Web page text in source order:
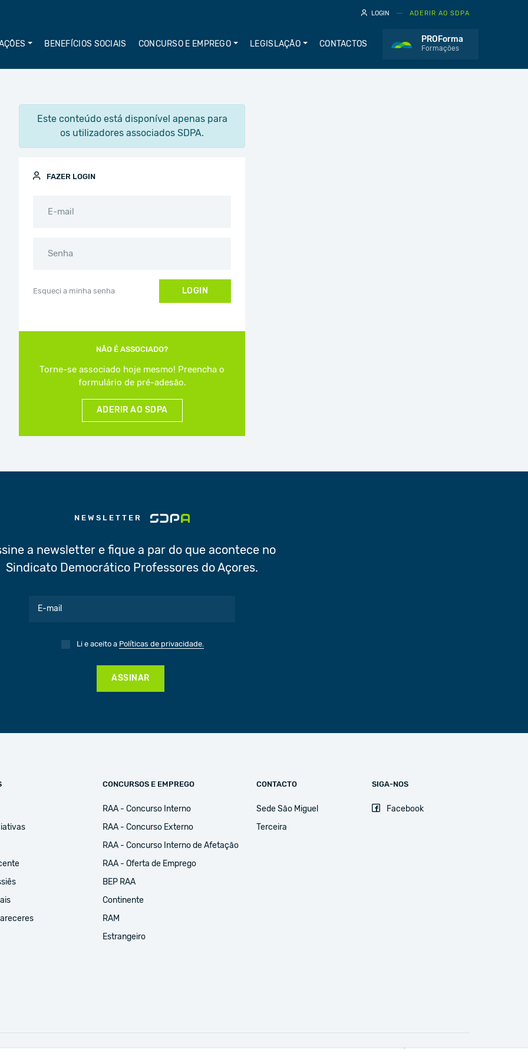
LOGIN ADERIR AO SDPA
BENEFÍCIOS SOCIAIS CONCURSO E EMPREGO LEGISLAÇÃO CONTACTOS
PROForma
Formações
Este conteúdo está disponível apenas para
os utilizadores associados SDPA.
FAZER LOGIN
E-mail
Senha
Esqueci a minha senha LOGIN
NÃO É ASSOCIADO?
Torne-se associado hoje mesmo! Preencha o
formulário de pré-adesão.
ADERIR AO SDPA
NEWSLETTER
a newsletter e fique a par do que acontece no
Sindicato Democrático Professores do Açores.
Li e aceito a Políticas de privacidade.
ASSINAR
CONCURSOS E EMPREGO
RAA - Concurso Interno
RAA - Concurso Externo
RAA - Concurso Interno de Afetação
RAA - Oferta de Emprego
BEP RAA
Continente
RAM
Estrangeiro
CONTACTO
Sede São Miguel
Terceira
SIGA-NOS
Facebook